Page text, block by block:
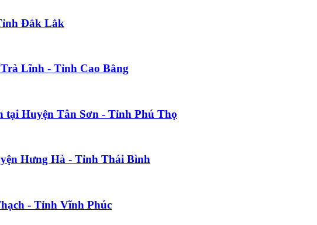
Đắk Lắk
Lĩnh - Tỉnh Cao Bằng
tại Huyện Tân Sơn - Tỉnh Phú Thọ
Hưng Hà - Tỉnh Thái Bình
- Tỉnh Vĩnh Phúc